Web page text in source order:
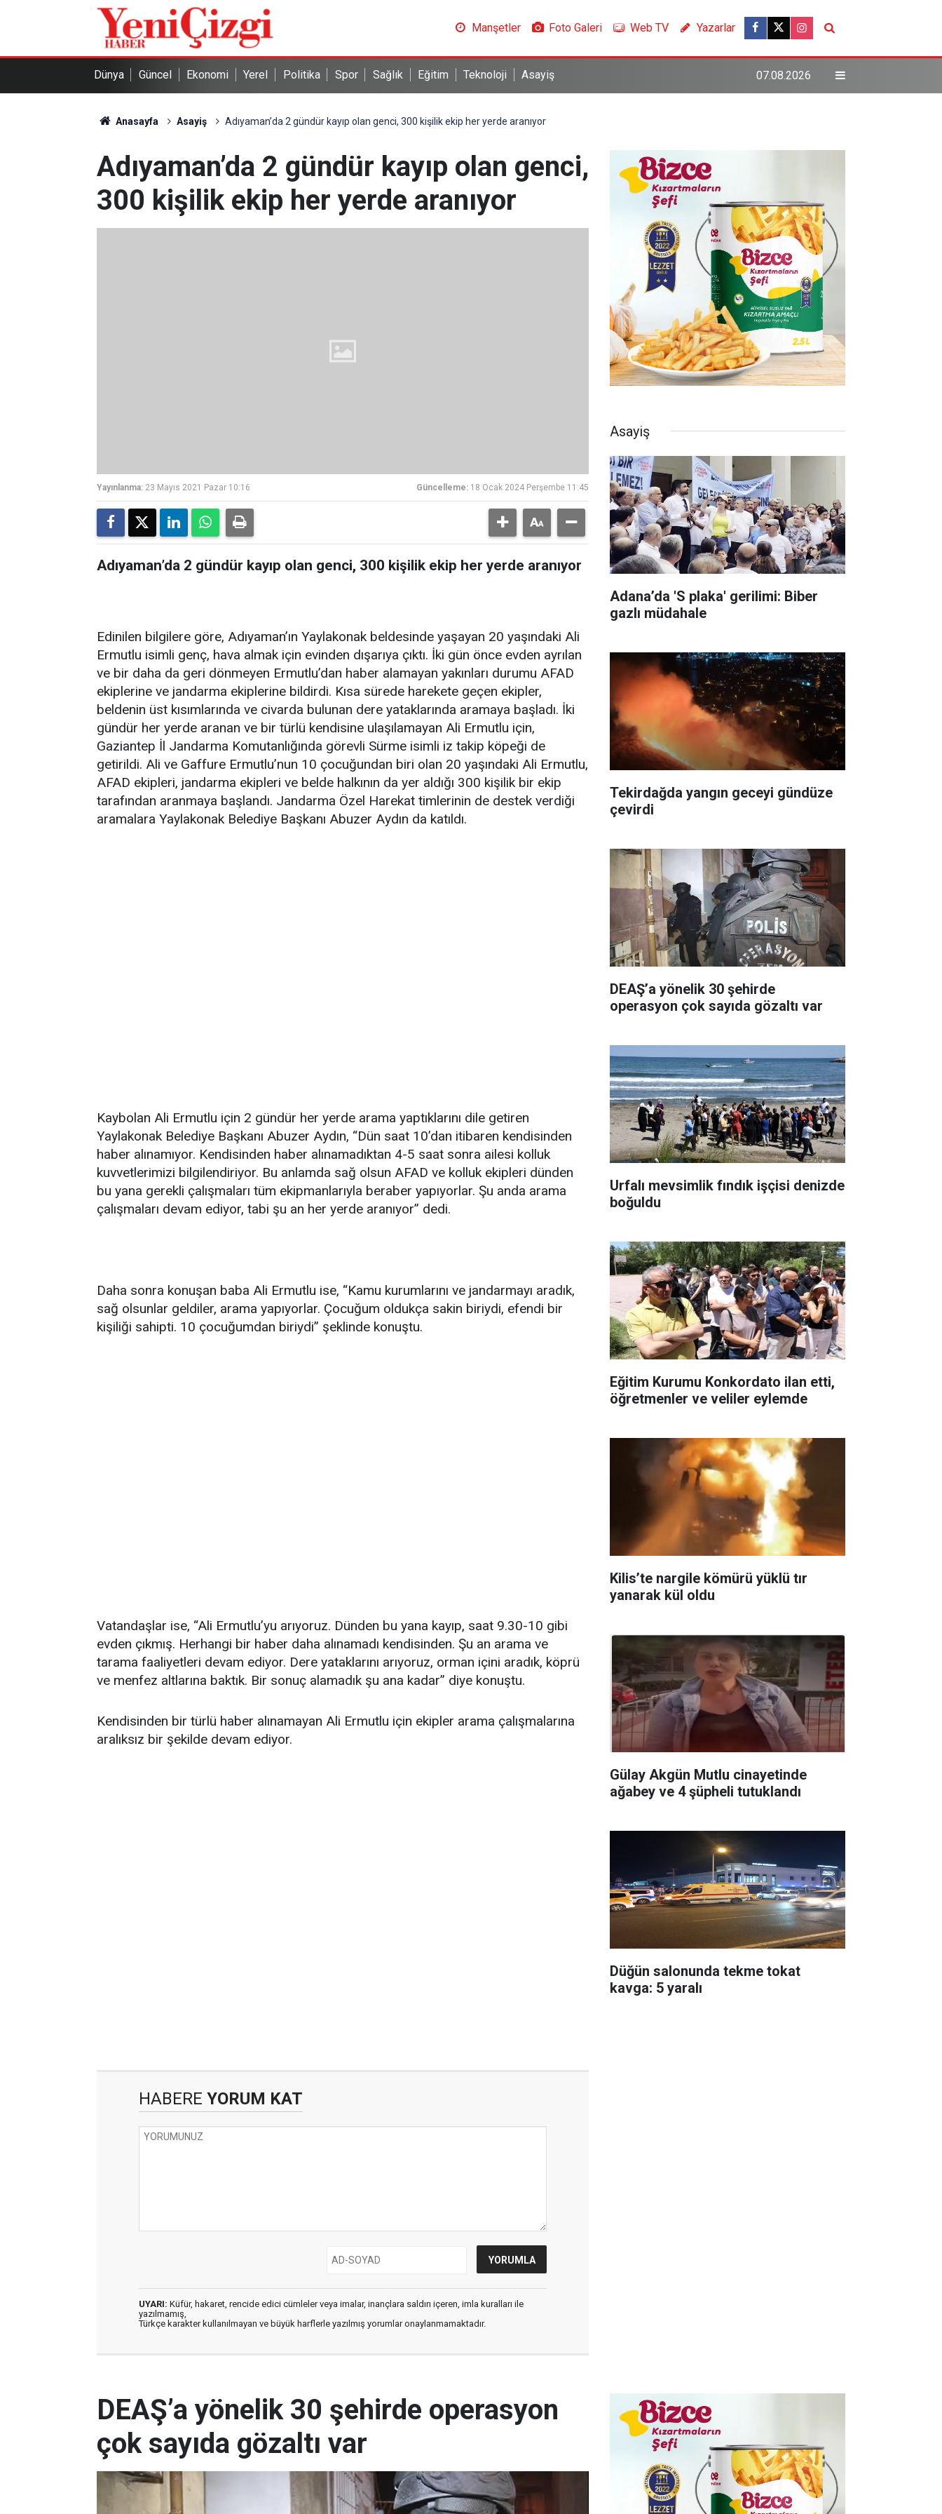
Manşetler Foto Galeri Web TV Yazarlar
Dünya Güncel Ekonomi Yerel Politika Spor Sağlık Eğitim Teknoloji Asayiş 07.08.2026
Anasayfa Asayiş Adıyaman’da 2 gündür kayıp olan genci, 300 kişilik ekip her yerde aranıyor
Adıyaman’da 2 gündür kayıp olan genci,
300 kişilik ekip her yerde aranıyor
Yayınlanma: 23 Mayıs 2021 Pazar 10:16 Güncelleme: 18 Ocak 2024 Perşembe 11:45
Adıyaman’da 2 gündür kayıp olan genci, 300 kişilik ekip her yerde aranıyor
Edinilen bilgilere göre, Adıyaman’ın Yaylakonak beldesinde yaşayan 20 yaşındaki Ali
Ermutlu isimli genç, hava almak için evinden dışarıya çıktı. İki gün önce evden ayrılan
ve bir daha da geri dönmeyen Ermutlu’dan haber alamayan yakınları durumu AFAD
ekiplerine ve jandarma ekiplerine bildirdi. Kısa sürede harekete geçen ekipler,
beldenin üst kısımlarında ve civarda bulunan dere yataklarında aramaya başladı. İki
gündür her yerde aranan ve bir türlü kendisine ulaşılamayan Ali Ermutlu için,
Gaziantep İl Jandarma Komutanlığında görevli Sürme isimli iz takip köpeği de
getirildi. Ali ve Gaffure Ermutlu’nun 10 çocuğundan biri olan 20 yaşındaki Ali Ermutlu,
AFAD ekipleri, jandarma ekipleri ve belde halkının da yer aldığı 300 kişilik bir ekip
tarafından aranmaya başlandı. Jandarma Özel Harekat timlerinin de destek verdiği
aramalara Yaylakonak Belediye Başkanı Abuzer Aydın da katıldı.
Kaybolan Ali Ermutlu için 2 gündür her yerde arama yaptıklarını dile getiren
Yaylakonak Belediye Başkanı Abuzer Aydın, “Dün saat 10’dan itibaren kendisinden
haber alınamıyor. Kendisinden haber alınamadıktan 4-5 saat sonra ailesi kolluk
kuvvetlerimizi bilgilendiriyor. Bu anlamda sağ olsun AFAD ve kolluk ekipleri dünden
bu yana gerekli çalışmaları tüm ekipmanlarıyla beraber yapıyorlar. Şu anda arama
çalışmaları devam ediyor, tabi şu an her yerde aranıyor” dedi.
Daha sonra konuşan baba Ali Ermutlu ise, “Kamu kurumlarını ve jandarmayı aradık,
sağ olsunlar geldiler, arama yapıyorlar. Çocuğum oldukça sakin biriydi, efendi bir
kişiliği sahipti. 10 çocuğumdan biriydi” şeklinde konuştu.
Vatandaşlar ise, “Ali Ermutlu’yu arıyoruz. Dünden bu yana kayıp, saat 9.30-10 gibi
evden çıkmış. Herhangi bir haber daha alınamadı kendisinden. Şu an arama ve
tarama faaliyetleri devam ediyor. Dere yataklarını arıyoruz, orman içini aradık, köprü
ve menfez altlarına baktık. Bir sonuç alamadık şu ana kadar” diye konuştu.
Kendisinden bir türlü haber alınamayan Ali Ermutlu için ekipler arama çalışmalarına
aralıksız bir şekilde devam ediyor.
HABERE YORUM KAT
UYARI: Küfür, hakaret, rencide edici cümleler veya imalar, inançlara saldırı içeren, imla kuralları ile
yazılmamış,
Türkçe karakter kullanılmayan ve büyük harflerle yazılmış yorumlar onaylanmamaktadır.
Asayiş
Adana’da 'S plaka' gerilimi: Biber
gazlı müdahale
Tekirdağda yangın geceyi gündüze
çevirdi
DEAŞ’a yönelik 30 şehirde
operasyon çok sayıda gözaltı var
Urfalı mevsimlik fındık işçisi denizde
boğuldu
Eğitim Kurumu Konkordato ilan etti,
öğretmenler ve veliler eylemde
Kilis’te nargile kömürü yüklü tır
yanarak kül oldu
Gülay Akgün Mutlu cinayetinde
ağabey ve 4 şüpheli tutuklandı
Düğün salonunda tekme tokat
kavga: 5 yaralı
DEAŞ’a yönelik 30 şehirde operasyon
çok sayıda gözaltı var